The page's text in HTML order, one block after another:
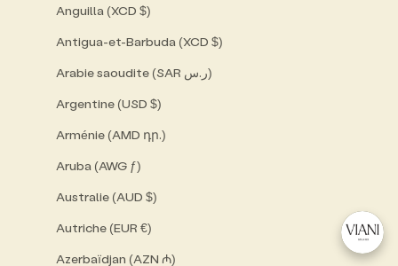
Anguilla (XCD $)
Antigua-et-Barbuda (XCD $)
Arabie saoudite (SAR ر.س)
Argentine (USD $)
Arménie (AMD դր.)
Aruba (AWG ƒ)
Australie (AUD $)
Autriche (EUR €)
Azerbaïdjan (AZN ₼)